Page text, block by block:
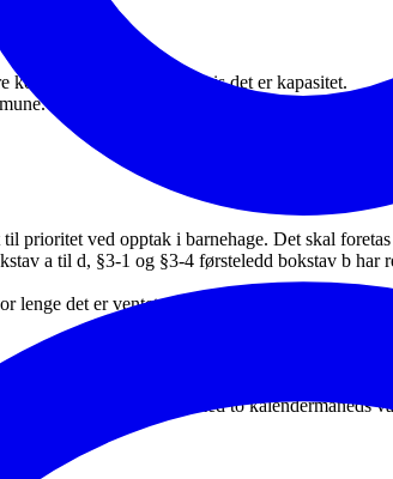
kommuner kan få plass hvis det er kapasitet.
Opptak foretas av eiere. Plass tildeles frem
prioritet ved opptak i barnehage. Det skal
a til d, §3-1 og §3-4 førsteledd bokstav b
lenge det er ventet på plass.
på fastsatt skjema med to kalendermåneds